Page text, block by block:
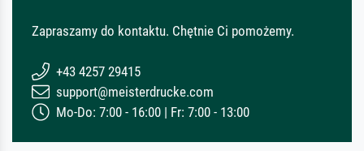
Zapraszamy do kontaktu. Chętnie Ci pomożemy.
+43 4257 29415
support@meisterdrucke.com
Mo-Do: 7:00 - 16:00 | Fr: 7:00 - 13:00